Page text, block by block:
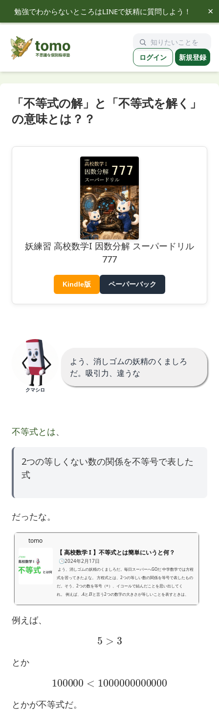
勉強でわからないところはLINEで妖精に質問しよう！ ×
tomo ログイン 新規登録
「不等式の解」と「不等式を解く」
の意味とは？？
妖練習 高校数学I 因数分解 スーパードリル
777
Kindle版 ペーパーバック
クマシロ
よう、消しゴムの妖精のくましろ
だ。吸引力、違うな
不等式とは、
2つの等しくない数の関係を不等号で表した
式
だったな。
tomo
【 高校数学 I 】不等式とは簡単にいうと何？
🕒️2024年2月17日
よう、消しゴムの妖精のくましろだ。毎日スーパーへGOだ 中学数学では方程
式を習ってきたよな。 方程式とは、2つの等しい数の関係を等号で表したもの
だ。そう、2つの数を等号（=）、イコールで結んだことを思い出してく
れ。 例えば、
Aと Bと言う2つの数字の大きさが等しいことを表すときは、
A=B
例えば、
5 >3
とか
100000 <1000000000000
とかが不等式だ。